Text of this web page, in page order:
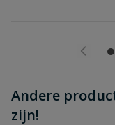
Andere
zijn!